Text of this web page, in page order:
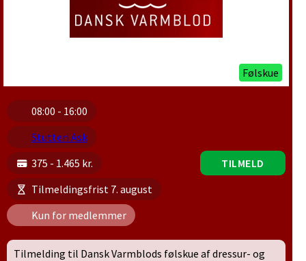
Følskue
08:00 - 16:00
Stutteri Ask
375 - 1.465 kr.
Tilmeldingsfrist 7. august
Kun for medlemmer
TILMELD
Tilmelding til Dansk Varmblods følskue af dressur- og